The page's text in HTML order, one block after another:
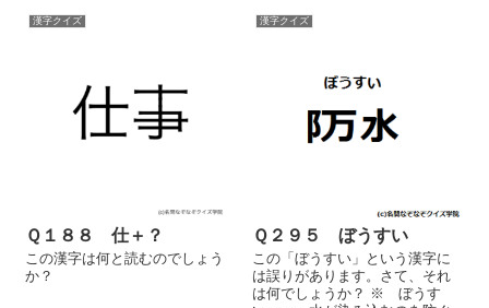
漢字クイズ
Ｑ１８８ 仕＋？
この漢字は何と読むのでしょう
か？
漢字クイズ
Ｑ２９５ ぼうすい
この「ぼうすい」という漢字に
は誤りがあります。さて、それ
は何でしょうか？ ※ ぼうす